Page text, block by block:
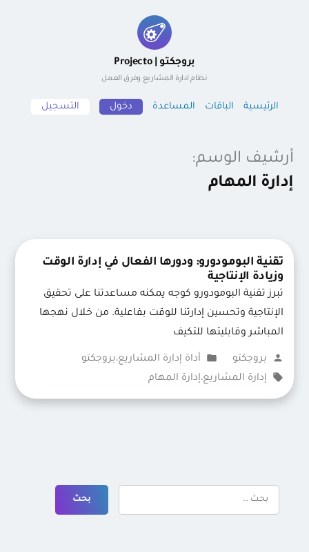
بروجكتو | Projecto
نظام ادارة المشاريع وفرق العمل
الرئيسية الباقات المساعدة دخول التسجيل
أرشيف الوسم:
إدارة المهام
تقنية البومودورو: ودورها الفعال في إدارة الوقت
وزيادة الإنتاجية
تبرز تقنية البومودورو كوجه يمكنه مساعدتنا على تحقيق
الإنتاجية وتحسين إدارتنا للوقت بفاعلية. من خلال نهجها
المباشر وقابليتها للتكيف
تمّ
النشر
بواسطة
بروجكتو
نُشر
في
أداة إدارة المشاريع،بروجكتو
الوسوم:
إدارة المشاريع،إدارة المهام
البحث